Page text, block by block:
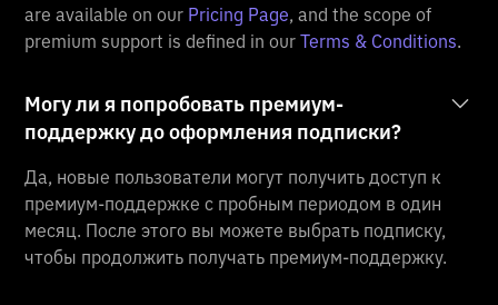
are available on our Pricing Page, and the scope of
premium support is defined in ourTerms & Conditions.
Могу ли я попробовать премиум-
поддержку до оформления подписки?
Да, новые пользователи могут получить доступ к
премиум-поддержке с пробным периодом в один
месяц. После этого вы можете выбрать подписку,
чтобы продолжить получать премиум-поддержку.